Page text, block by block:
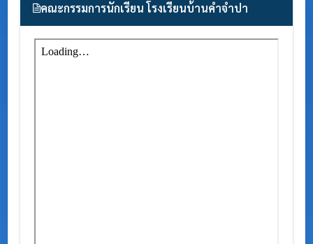
คณะกรรมการนักเรียน โรงเรียนบ้านคำจำปา